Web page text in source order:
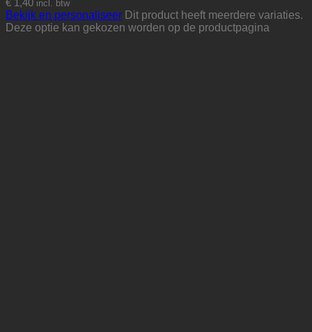
€ 1,40 incl. btw
Bekijk en personaliseer Dit product heeft meerdere variaties.
Deze optie kan gekozen worden op de productpagina